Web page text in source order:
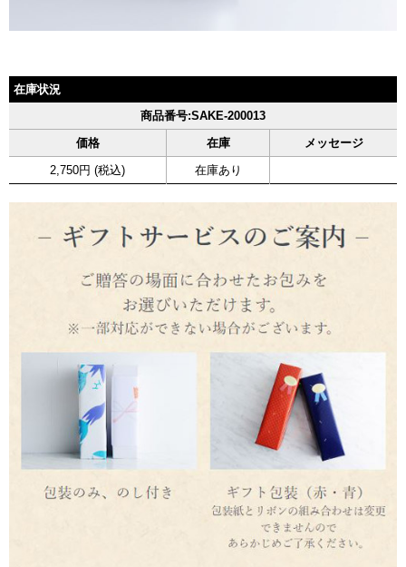
在庫状況
商品番号:SAKE-200013
価格
在庫
メッセージ
2,750円 (税込)
在庫あり